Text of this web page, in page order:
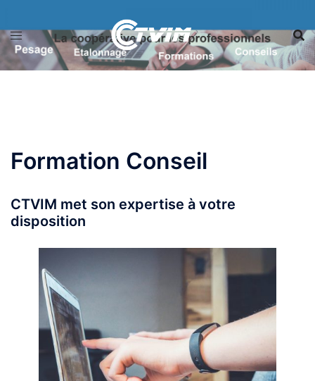
au
contenu
Formation Conseil
CTVIM met son expertise à votre
disposition